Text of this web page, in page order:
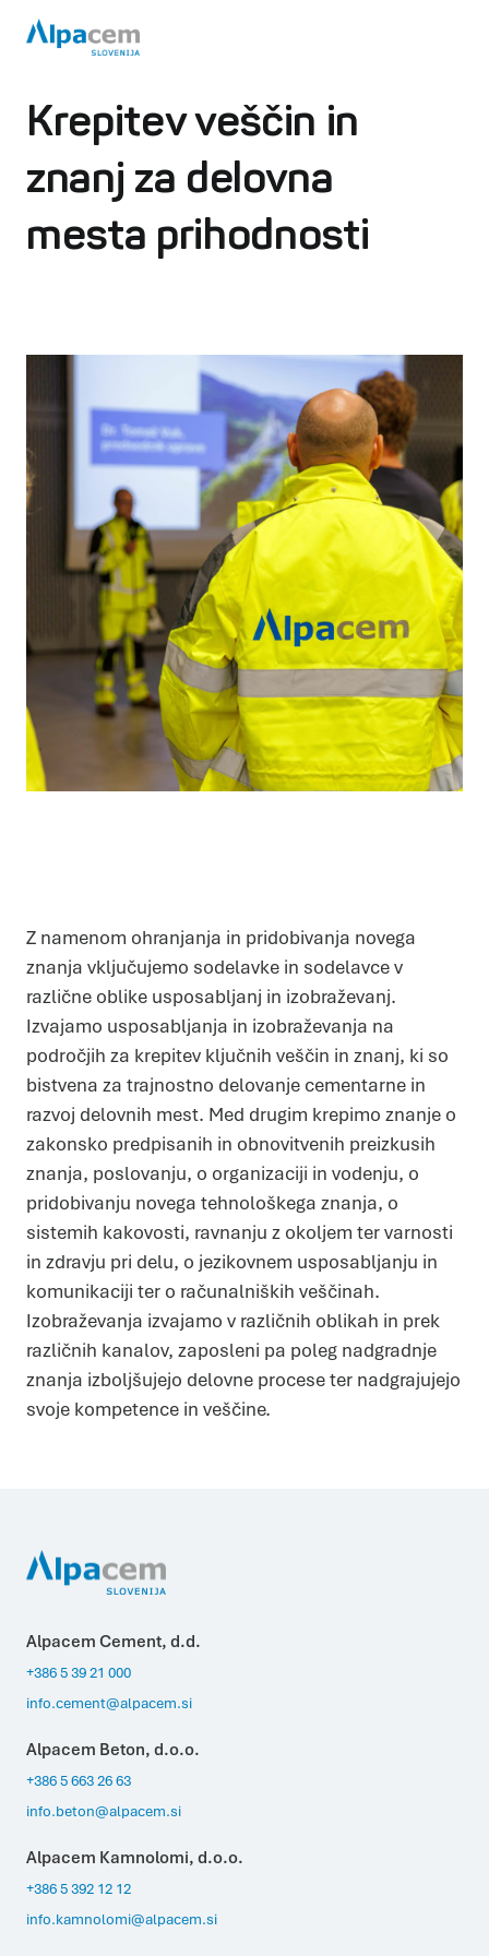
Krepitev veščin in
znanj za delovna
mesta prihodnosti
Z namenom ohranjanja in pridobivanja novega
znanja vključujemo sodelavke in sodelavce v
različne oblike usposabljanj in izobraževanj.
Izvajamo usposabljanja in izobraževanja na
področjih za krepitev ključnih veščin in znanj, ki so
bistvena za trajnostno delovanje cementarne in
razvoj delovnih mest. Med drugim krepimo znanje o
zakonsko predpisanih in obnovitvenih preizkusih
znanja, poslovanju, o organizaciji in vodenju, o
pridobivanju novega tehnološkega znanja, o
sistemih kakovosti, ravnanju z okoljem ter varnosti
in zdravju pri delu, o jezikovnem usposabljanju in
komunikaciji ter o računalniških veščinah.
Izobraževanja izvajamo v različnih oblikah in prek
različnih kanalov, zaposleni pa poleg nadgradnje
znanja izboljšujejo delovne procese ter nadgrajujejo
svoje kompetence in veščine.
Alpacem Cement, d.d.
+386 5 39 21 000
info.cement@alpacem.si
Alpacem Beton, d.o.o.
+386 5 663 26 63
info.beton@alpacem.si
Alpacem Kamnolomi, d.o.o.
+386 5 392 12 12
info.kamnolomi@alpacem.si
Piškotke uporabljamo za prilagoditev vsebin in oglasov, za
zagotavljanje funkcij družbenih medijev in za analize našega
prometa. Poleg tega delimo informacije o vaši uporabi našega
oglaševanja in analitike, ki jih morda kombinirajo z drugimi
vašo uporabo njihovih storitev.
Več o piškotkih
Zahtevani
omogočajo osnovne funkcije, kot so navigacija po strani in
dostop do varnih območij spletne strani. Spletna stran
brez teh piškotkov ne deluje pravilno.
Piškotki za statistiko pomagajo lastnikom spletnih strani
razumeti, kako obiskovalci uporabljajo spletno stran
tako, da anonimno zbirajo in javljajo informacije.
Piškotki za trženje se uporabljajo za sledenje
uporabnikom prek spletnih strani. Namen je prikazovanje
oglasov, ki so primerni in zanimivi za posameznega
uporabnika in zato več vredni za založnike in oglaševalce